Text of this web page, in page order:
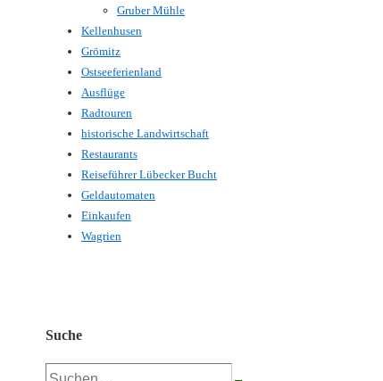
Gruber Mühle
Kellenhusen
Grömitz
Ostseeferienland
Ausflüge
Radtouren
historische Landwirtschaft
Restaurants
Reiseführer Lübecker Bucht
Geldautomaten
Einkaufen
Wagrien
Suche
Suchen